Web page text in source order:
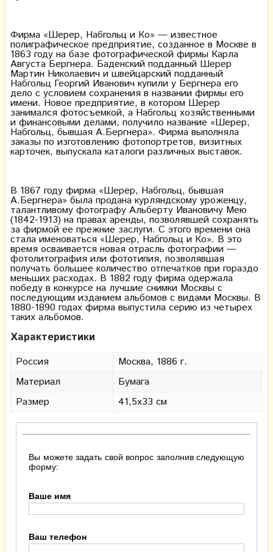
Фирма «Шерер, Набгольц и Ко» — известное
полиграфическое предприятие, созданное в Москве в
1863 году на базе фотографической фирмы Карла
Августа Бергнера. Баденский подданный Шерер
Мартин Николаевич и швейцарский подданный
Набгольц Георгий Иванович купили у Бергнера его
дело с условием сохранения в названии фирмы его
имени. Новое предприятие, в котором Шерер
занимался фотосъемкой, а Набгольц хозяйственными
и финансовыми делами, получило название «Шерер,
Набгольц, бывшая А.Бергнера». Фирма выполняла
заказы по изготовлению фотопортретов, визитных
карточек, выпускала каталоги различных выставок.
В 1867 году фирма «Шерер, Набгольц, бывшая
А.Бергнера» была продана курляндскому уроженцу,
талантливому фотографу Альберту Ивановичу Мею
(1842-1913) на правах аренды, позволявшей сохранять
за фирмой ее прежние заслуги. С этого времени она
стала именоваться «Шерер, Набгольц и Ко». В это
время осваивается новая отрасль фотографии —
фотолитография или фототипия, позволявшая
получать большее количество отпечатков при гораздо
меньших расходах. В 1882 году фирма одержала
победу в конкурсе на лучшие снимки Москвы с
последующим изданием альбомов с видами Москвы. В
1880-1890 годах фирма выпустила серию из четырех
таких альбомов.
Характеристики
Россия
Москва, 1886 г.
Материал
Бумага
Размер
41,5х33 см
Вы можете задать свой вопрос заполнив следующую
форму:
Ваше имя
Ваш телефон